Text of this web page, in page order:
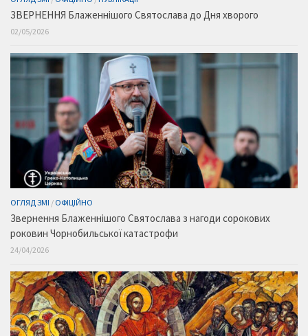
ЗВЕРНЕННЯ Блаженнішого Святослава до Дня хворого
02/05/2026
ОГЛЯД ЗМІ / ОФІЦІЙНО
Звернення Блаженнішого Святослава з нагоди сорокових
роковин Чорнобильської катастрофи
24/04/2026